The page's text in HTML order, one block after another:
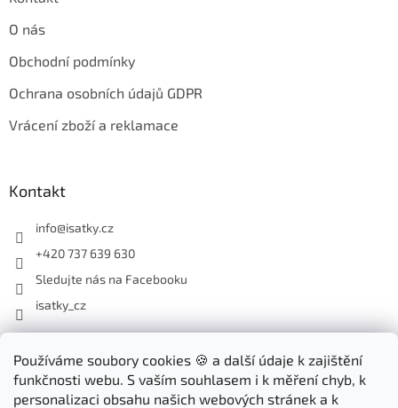
Používáme soubory cookies 🍪 a další údaje k zajištění
funkčnosti webu. S vaším souhlasem i k měření chyb, k
personalizaci obsahu našich webových stránek a k
O nás
Obchodní podmínky
Ochrana osobních údajů GDPR
Vrácení zboží a reklamace
Kontakt
info@isatky.cz
+420 737 639 630
Sledujte nás na Facebooku
isatky_cz
Odebírat newsletter
Vložte svůj e-mail a my vám budeme zasílat informace o nových